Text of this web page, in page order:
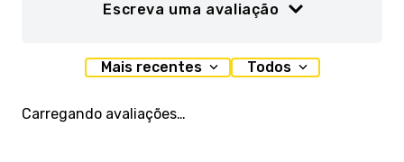
Escreva uma avaliação
Adicionar avaliação
Mais recentes Todos
Carregando avaliações…